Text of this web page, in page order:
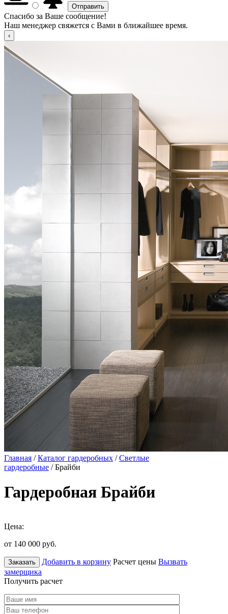
Спасибо за Ваше сообщение!
Наш менеджер свяжется с Вами в ближайшее время.
Главная /Каталог гардеробных /Светлые
гардеробные / Брайби
Гардеробная Брайби
Цена:
от 140 000 руб.
Заказать Добавить в корзину Расчет цены Вызвать
замерщика
Получить расчет